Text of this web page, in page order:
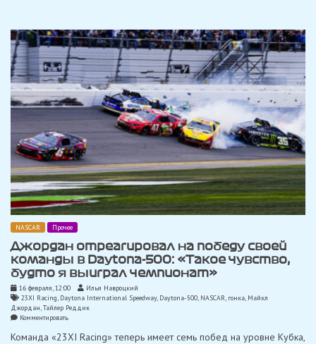
NASCAR
в
Атланте
NASCAR Прочее
Джордан отреагировал на победу своей
команды в Daytona-500: «Такое чувство,
будто я выиграл чемпионат»
16 февраля, 12:00
Илья Навроцкий
23XI Racing, Daytona International Speedway, Daytona-500, NASCAR, гонка, Майкл
Джордан,Тайлер Реддик
Комментироватьon
отреагировал
Команда «23XI Racing» теперь имеет семь побед на уровне Кубка,